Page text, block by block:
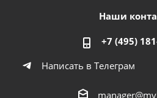
Наши
+7 (495)
Написать в Телеграм